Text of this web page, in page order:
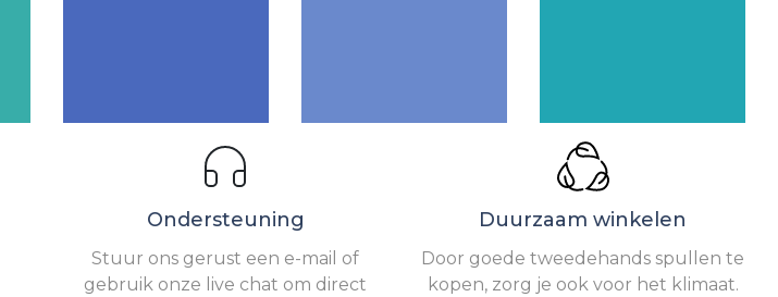
Ondersteuning
Stuur ons gerust een e-mail of
gebruik onze live chat om direct
Duurzaam winkelen
Door goede tweedehands spullen te
kopen, zorg je ook voor het klimaat.